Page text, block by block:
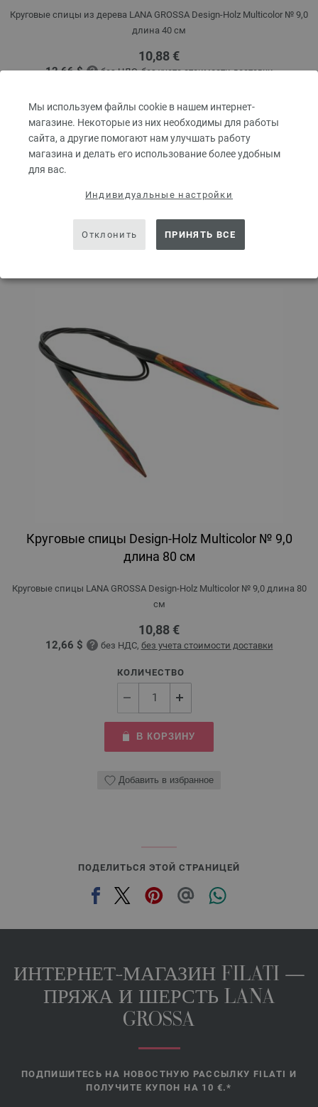
Мы используем файлы cookie в нашем интернет-
магазине. Некоторые из них необходимы для работы
сайта, а другие помогают нам улучшать работу
магазина и делать его использование более удобным
для вас.
Индивидуальные настройки
Отклонить ПРИНЯТЬ ВСЕ
Круговые спицы из дерева LANA GROSSA Design-Holz Multicolor № 9,0
длина 40 см
10,88 €
12,66 $ без НДС,без учета стоимости доставки
Круговые спицы Design-Holz Multicolor № 9,0
длина 80 см
Круговые спицы LANA GROSSA Design-Holz Multicolor № 9,0 длина 80
см
10,88 €
12,66 $ без НДС, без учета стоимости доставки
КОЛИЧЕСТВО
В КОРЗИНУ
Добавить в избранное
ПОДЕЛИТЬСЯ ЭТОЙ СТРАНИЦЕЙ
ИНТЕРНЕТ-МАГАЗИН FILATI —
ПРЯЖА И ШЕРСТЬ LANA
GROSSA
ПОДПИШИТЕСЬ НА НОВОСТНУЮ РАССЫЛКУ FILATI И
ПОЛУЧИТЕ КУПОН НА 10 €.*